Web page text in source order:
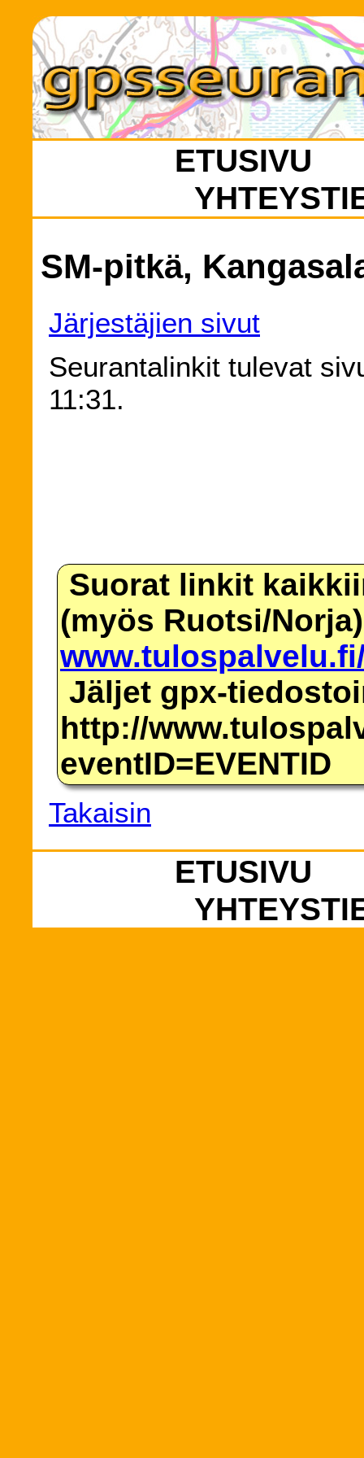
ETUSIVU
SM-pitkä,
Järjestäjien sivut
Seurantalinkit tulevat
11:31.
Suorat linkit
(myös Ruotsi/Norja)
Jäljet gpx-
http://
eventID=EVENTID
Takaisin
ETUSIVU